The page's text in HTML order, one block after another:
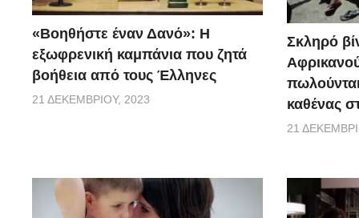
«Βοηθήστε έναν Δανό»: H
εξωφρενική καμπάνια που ζητά
βοήθεια από τους Έλληνες
21 ΔΕΚΕΜΒΡΊΟΥ, 2023
Σκληρό
καθένας
21